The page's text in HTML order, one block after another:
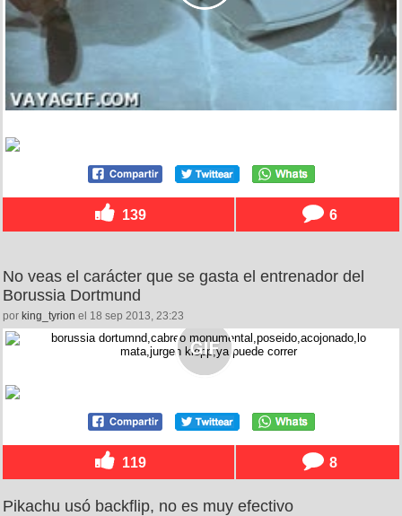
139 6
No veas el carácter que se gasta el entrenador del
Borussia Dortmund
por king_tyrion el 18 sep 2013, 23:23
119 8
Pikachu usó backflip, no es muy efectivo